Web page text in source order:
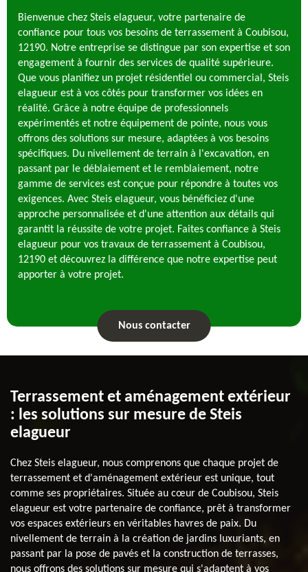
Bienvenue chez Steis elagueur, votre partenaire de
confiance pour tous vos besoins de terrassement à Coubisou,
12190. Notre entreprise se distingue par son expertise et son
engagement à fournir des services de qualité supérieure.
Que vous planifiez un projet résidentiel ou commercial, Steis
elagueur est à vos côtés pour transformer vos idées en
réalité. Grâce à notre équipe de professionnels
expérimentés et notre équipement de pointe, nous vous
offrons des solutions sur mesure, adaptées à vos besoins
spécifiques. Du nivellement de terrain à l'excavation, en
passant par le déblaiement et le remblaiement, notre
gamme de services est conçue pour répondre à toutes vos
exigences. Avec Steis elagueur, vous bénéficiez d'une
approche personnalisée et d'une attention aux détails qui
garantit la réussite de votre projet. Faites confiance à Steis
elagueur pour vos travaux de terrassement à Coubisou,
12190 et découvrez la différence que notre expertise peut
apporter à votre projet.
Nous contacter
Terrassement et aménagement extérieur
: les solutions sur mesure de Steis
elagueur
Chez Steis elagueur, nous comprenons que chaque projet de
terrassement et d'aménagement extérieur est unique, tout
comme ses propriétaires. Située au cœur de Coubisou, Steis
elagueur est votre partenaire de confiance, prêt à transformer
vos espaces extérieurs en véritables havres de paix. Du
nivellement de terrain à la création de jardins luxuriants, en
passant par la pose de pavés et la construction de terrasses,
nous offrons des solutions sur mesure qui s'adaptent à vos